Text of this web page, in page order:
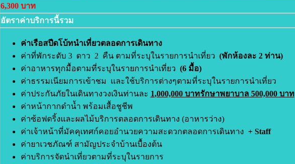
6,300 บาท
อัตราค่าบริการนี้รวม
ค่าเรือสปีดโบ้ทนำเที่ยวตลอดการเดินทาง
ค่าที่พักระดับ 3 ดาว 2 คืน ตามที่ระบุในรายการนำเที่ยว (พักห้องละ 2 ท่าน)
ค่าอาหารทุกมื้อตามที่ระบุในรายการนำเที่ยว (6 มื้อ)
ค่าธรรมเนียมการเข้าชม และใช้บริการต่างๆตามที่ระบุในรายการนำเที่ยว
ค่าประกันภัยในเดินทางวงเงินท่านละ 1,000,000 บาทรักษาพยาบาล 500,000 บาท
ค่าหน้ากากดำน้ำ พร้อมเสื้อชูชีพ
ค่าซ้อฟดริ้งและผลไม้บริการตลอดการเดินทาง (อาหารว่าง)
ค่าเจ้าหน้าที่มัคคุเทศก์คอยอำนวยความสะดวกตลอดการเดินทาง + Staff
ค่ายาเวชภัณฑ์ สามัญประจำบ้านเบื้องต้น
ค่าบริการจัดนำเที่ยวตามที่ระบุในรายการ